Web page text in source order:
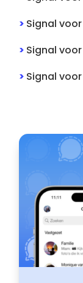
> Signalvoor
> Signalvoor
> Signalvoor